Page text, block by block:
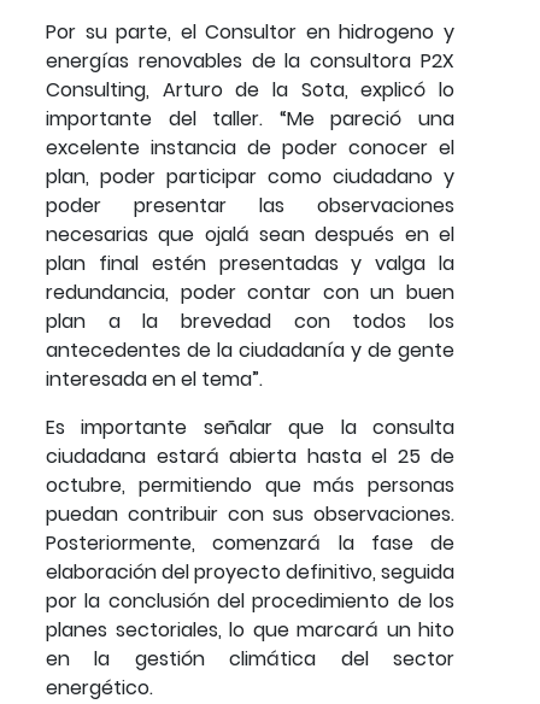
Por su parte, el Consultor en hidrogeno y
energías renovables de la consultora P2X
Consulting, Arturo de la Sota, explicó lo
importante del taller. “Me pareció una
excelente instancia de poder conocer el
plan, poder participar como ciudadano y
poder presentar las observaciones
necesarias que ojalá sean después en el
plan final estén presentadas y valga la
redundancia, poder contar con un buen
plan a la brevedad con todos los
antecedentes de la ciudadanía y de gente
interesada en el tema”.
Es importante señalar que la consulta
ciudadana estará abierta hasta el 25 de
octubre, permitiendo que más personas
puedan contribuir con sus observaciones.
Posteriormente, comenzará la fase de
elaboración del proyecto definitivo, seguida
por la conclusión del procedimiento de los
planes sectoriales, lo que marcará un hito
en la gestión climática del sector
energético.